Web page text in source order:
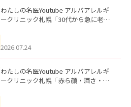
わたしの名医Youtube アルバアレルギ
ークリニック札幌「30代から急に老け
た。
2026.07.24
わたしの名医Youtube アルバアレルギ
ークリニック札幌「赤ら顔・酒さ・ニ